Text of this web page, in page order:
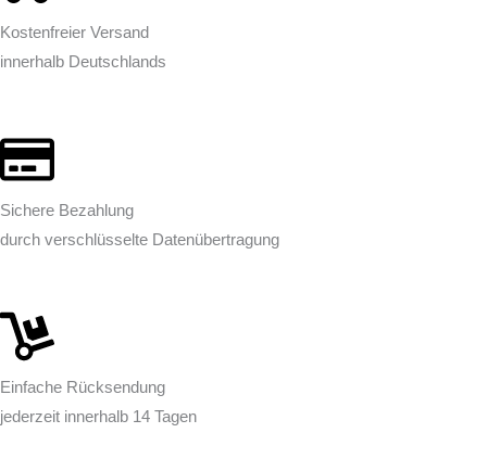
Kostenfreier Versand
innerhalb Deutschlands
Sichere Bezahlung
durch verschlüsselte Datenübertragung
Einfache Rücksendung
jederzeit innerhalb 14 Tagen